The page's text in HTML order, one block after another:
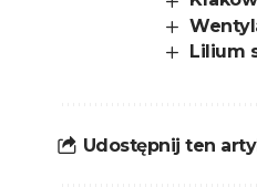
Lilium
Udostępnij ten